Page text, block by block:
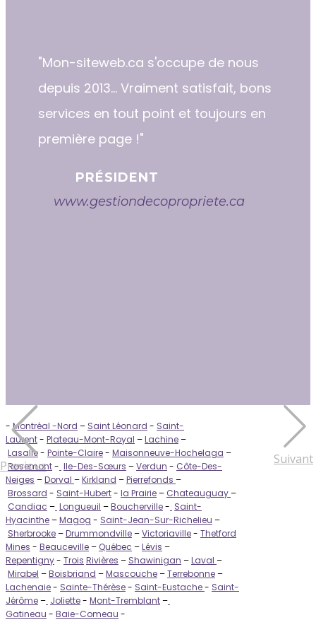
"​​Mon-siteweb.ca s'occupe de nous
depuis 2013... Vraiment satisfait, bons
services en tout point et toujours en
première page !"
PRÉSIDENT
www.gestiondecopropriete.ca
Previous Suivant
-Montréal -Nord – Saint Léonard - Saint-
Laurent- Plateau-Mont-Royal –Lachine –
Lasalle- Pointe-Claire- Maisonneuve-Hochelaga –
Rosemont- Ile-Des-Sœurs –Verdun - Côte-Des-
Neiges –Dorval –Kirkland –Pierrefonds –
Brossard - Saint-Hubert- la Prairie – Chateauguay –
Candiac – Longueuil –Boucherville- Saint-
Hyacinthe –Magog - Saint-Jean-Sur-Richelieu –
Sherbrooke –Drummondville –Victoriaville- Thetford
Mines - Beauceville – Québec –Lévis –
Repentigny- Trois Rivières – Shawinigan –Laval –
Mirabel –Boisbriand –Mascouche –Terrebonne –
Lachenaie- Sainte-Thérèse- Saint-Eustache- Saint-
Jérôme – Joliette- Mont-Tremblant –
Gatineau - Baie-Comeau -